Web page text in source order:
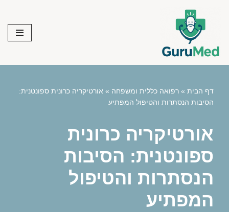
content
דף הבית » רפואה כללית ומשפחה » אורטיקריה כרונית ספונטנית:
הסיבות הנסתרות והטיפול המפתיע
אורטיקריה כרונית
ספונטנית: הסיבות
הנסתרות והטיפול
המפתיע